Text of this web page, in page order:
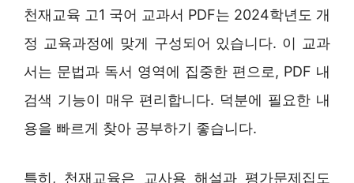
천재교육 고1 국어 교과서 PDF는 2024학년도 개
정 교육과정에 맞게 구성되어 있습니다. 이 교과
서는 문법과 독서 영역에 집중한 편으로, PDF 내
검색 기능이 매우 편리합니다. 덕분에 필요한 내
용을 빠르게 찾아 공부하기 좋습니다.
특히, 천재교육은 교사용 해설과 평가문제집도